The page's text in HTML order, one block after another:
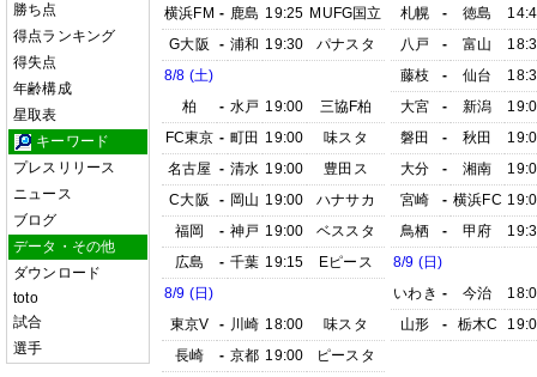
勝ち点
得点ランキング
得失点
年齢構成
星取表
キーワード
プレスリリース
ニュース
ブログ
データ・その他
ダウンロード
toto
試合
選手
横浜FM - 鹿島 19:25 MUFG国立
G大阪
- 浦和 19:30
パナスタ
8/8 (土)
柏
- 水戸 19:00
三協F柏
FC東京 - 町田 19:00
味スタ
名古屋 - 清水 19:00
豊田ス
C大阪
- 岡山 19:00
ハナサカ
福岡
- 神戸 19:00
ベススタ
広島
- 千葉 19:15
Eピース
8/9 (日)
東京V
- 川崎 18:00
味スタ
長崎
- 京都 19:00 ピースタ
札幌
- 徳島
八戸
- 富山
藤枝
- 仙台
大宮
- 新潟
磐田
- 秋田
大分
- 湘南
宮崎
- 横浜FC
鳥栖
- 甲府
8/9 (日)
いわき - 今治
山形
- 栃木C